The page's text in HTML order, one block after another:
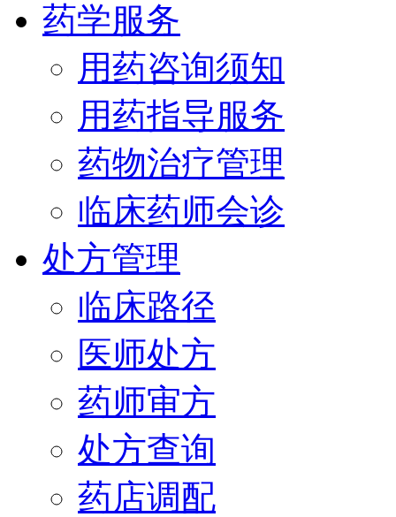
药学服务
用药咨询须知
用药指导服务
药物治疗管理
临床药师会诊
处方管理
临床路径
医师处方
药师审方
处方查询
药店调配